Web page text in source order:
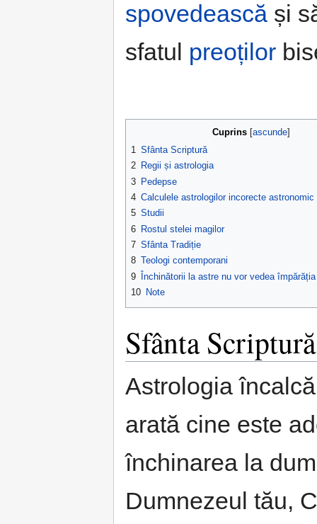
spovedească și
sfatul preoților
Cuprins ascunde
1
Sfânta Scriptură
2 Regii și astrologia
3 Pedepse
4 Calculele astrologilor incorecte astronomic
5 Studii
6 Rostul stelei magilor
7 Sfânta Tradiție
8 Teologi contemporani
9 Închinătorii la astre nu vor vedea
10 Note
Sfânta Scriptură
Astrologia
arată cine este
închinarea la
Dumnezeul tău,